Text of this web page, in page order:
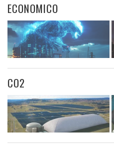
ECONOMICO
CO2